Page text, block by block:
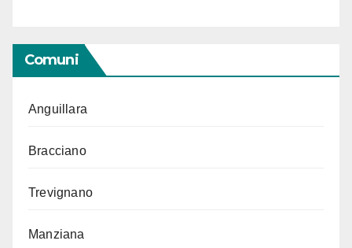
Comuni
Anguillara
Bracciano
Trevignano
Manziana